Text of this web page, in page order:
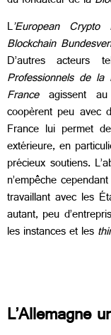
L’European Crypto
Blockchain
D’autres acteurs
Professionnels de la
Franceagissent au
coopèrent peu avec
France lui permet
extérieure, en
précieux soutiens.
n’empêche
travaillant avec les
autant, peu
les instances et les
L’Allemagne